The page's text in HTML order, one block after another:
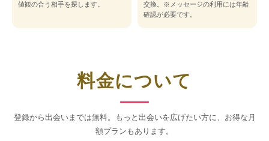
値観の合う相手を探します。
交換。※メッセージの利用には年齢
確認が必要です。
料金について
登録から出会いまでは無料。もっと出会いを広げたい方に、お得な月
額プランもあります。